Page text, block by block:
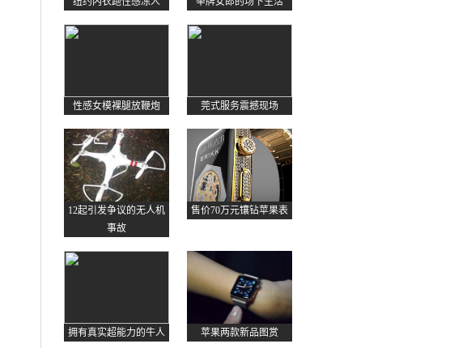
性感女模裸腿放鞭炮 莞式服务震撼现场
12起引发争议的无人机
事故
售价70万元镶钻苹果表
拥有真实超能力的牛人 苹果两款新品图赏